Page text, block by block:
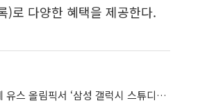
)로 다양한 혜택을 제공한다.
삼성전자, 2016 동계 유스 올림픽서 ‘삼성 갤럭시 스튜디오’ 오픈